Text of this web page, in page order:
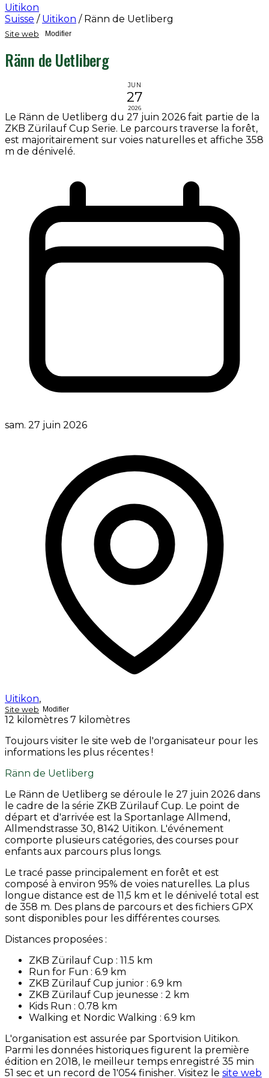
Uitikon
Suisse / Uitikon / Ränn de Uetliberg
Site web Modifier
Ränn de Uetliberg
JUN
27
2026
Le Ränn de Uetliberg du 27 juin 2026 fait partie de la
ZKB Zürilauf Cup Serie. Le parcours traverse la forêt,
est majoritairement sur voies naturelles et affiche 358
m de dénivelé.
sam. 27 juin 2026
Uitikon,
Site web Modifier
12 kilomètres 7 kilomètres
Toujours visiter le site web de l'organisateur pour les
informations les plus récentes !
Ränn de Uetliberg
Le Ränn de Uetliberg se déroule le 27 juin 2026 dans
le cadre de la série ZKB Zürilauf Cup. Le point de
départ et d'arrivée est la Sportanlage Allmend,
Allmendstrasse 30, 8142 Uitikon. L'événement
comporte plusieurs catégories, des courses pour
enfants aux parcours plus longs.
Le tracé passe principalement en forêt et est
composé à environ 95% de voies naturelles. La plus
longue distance est de 11,5 km et le dénivelé total est
de 358 m. Des plans de parcours et des fichiers GPX
sont disponibles pour les différentes courses.
Distances proposées :
ZKB Zürilauf Cup : 11.5 km
Run for Fun : 6.9 km
ZKB Zürilauf Cup junior : 6.9 km
ZKB Zürilauf Cup jeunesse : 2 km
Kids Run : 0.78 km
Walking et Nordic Walking : 6.9 km
L'organisation est assurée par Sportvision Uitikon.
Parmi les données historiques figurent la première
édition en 2018, le meilleur temps enregistré 35 min
51 sec et un record de 1'054 finisher. Visitez le site web